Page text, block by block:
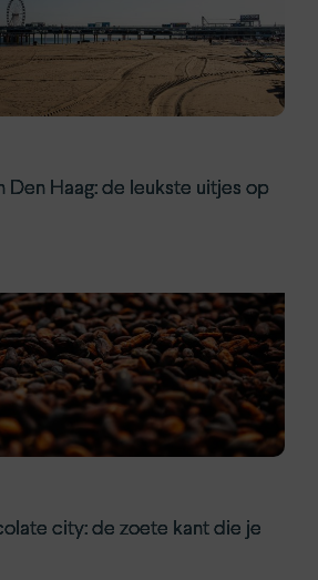
Den Haag: de leukste uitjes op
city: de zoete kant die je